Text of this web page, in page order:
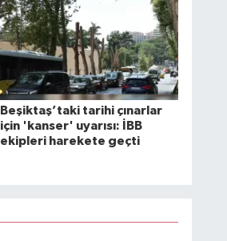
Beşiktaş’taki tarihi çınarlar
için 'kanser' uyarısı: İBB
ekipleri harekete geçti